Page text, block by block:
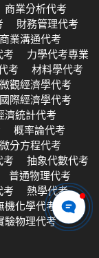
商業分析代考
財務管理代考
商業溝通代考
考
力學代考專業
考
材料學代考
微觀經濟學代考
國際經濟學代考
濟統計代考
概率論代考
分方程代考
考
抽象代數代考
普通物理代考
考
熱學代考
機化學代考
驗物理代考